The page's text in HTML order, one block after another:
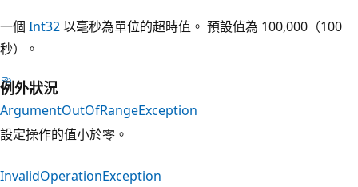
一個 Int32以毫秒為單位的超時值。 預設值為 100,000（100
秒）。
例外狀況
ArgumentOutOfRangeException
設定操作的值小於零。
InvalidOperationException